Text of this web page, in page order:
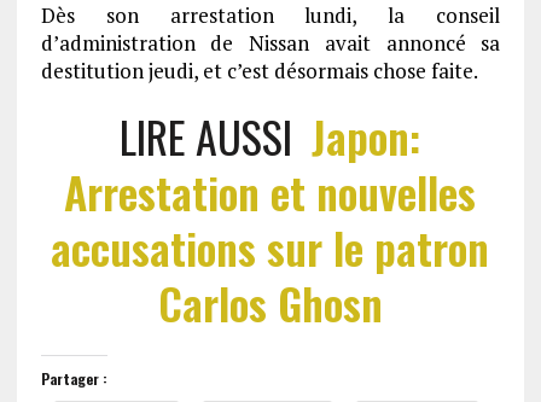
Dès son arrestation lundi, la conseil
d’administration de Nissan avait annoncé sa
destitution jeudi, et c’est désormais chose faite.
LIRE AUSSIJapon:
Arrestation et nouvelles
accusations sur le patron
Carlos Ghosn
Partager :